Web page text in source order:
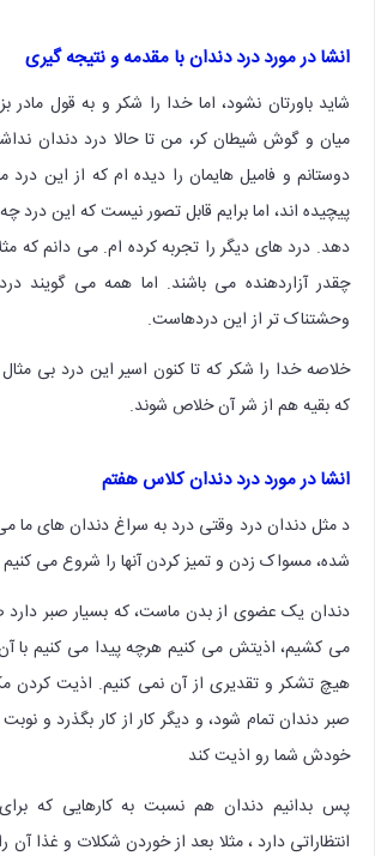
انشا در مورد درد دندان با مقدمه و نتیجه گیری
شاید باورتان نشود، اما خدا را شکر و به قول مادر
میان و گوش شیطان کر، من تا حالا درد دندان
دوستانم و فامیل هایمان را دیده ام که از این
پیچیده اند، اما برایم قابل تصور نیست که این
دهد. درد های دیگر را تجربه کرده ام. می دانم که
چقدر آزاردهنده می باشند. اما همه می گویند
وحشتناک تر از این دردهاست.
خلاصه خدا را شکر که تا کنون اسیر این درد بی
که بقیه هم از شر آن خلاص شوند.
انشا در مورد درد دندان کلاس هفتم
د مثل دندان درد وقتی درد به سراغ دندان های ما
شده، مسواک زدن و تمیز کردن آنها را شروع می
دندان یک عضوی از بدن ماست، که بسیار صبر دارد
می کشیم، اذیتش می کنیم هرچه پیدا می کنیم با
هیچ تشکر و تقدیری از آن نمی کنیم. اذیت کردن
صبر دندان تمام شود، و دیگر کار از کار بگذرد و
خودش شما رو اذیت کند
پس بدانیم دندان هم نسبت به کارهایی که
انتظاراتی دارد ، مثلا بعد از خوردن شکلات و غذا